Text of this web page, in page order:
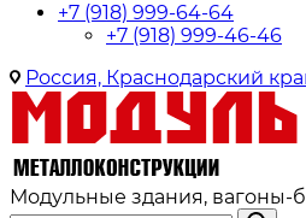
+7 (918) 999-64-64
+7 (918) 999-46-46
Россия, Краснодарский
Модульные здания, вагоны-